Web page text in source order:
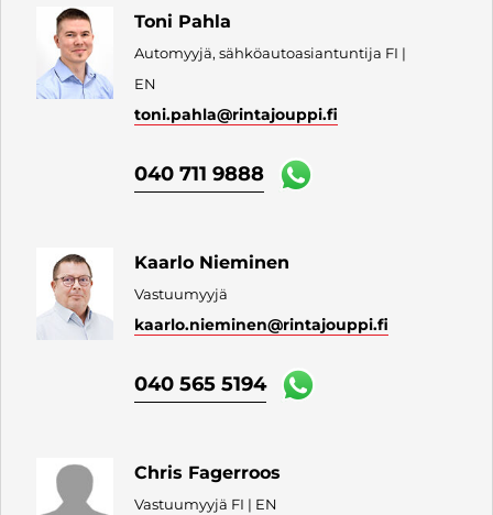
Toni Pahla
Automyyjä, sähköautoasiantuntija FI |
EN
toni.pahla@rintajouppi.fi
040 711 9888
Kaarlo Nieminen
Vastuumyyjä
kaarlo.nieminen@rintajouppi.fi
040 565 5194
Chris Fagerroos
Vastuumyyjä FI | EN